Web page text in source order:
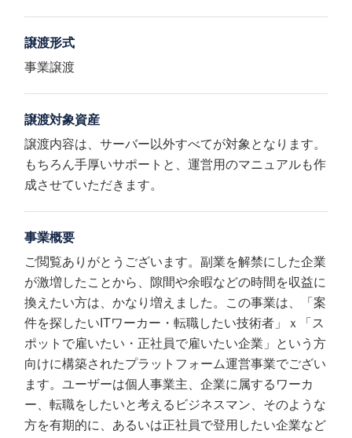
譲渡形式
事業譲渡
譲渡対象資産
譲渡内容は、サーバー以外すべてが対象となります。
もちろん手厚いサポートと、運営用のマニュアルも作
成させていただきます。
事業概要
ご閲覧ありがとうございます。副業を解禁にした企業
が激増したことから、隙間や余暇などの時間を収益に
換えたい方は、かなり増えました。この事業は、「案
件を探したいITワーカー・転職したい技術者」ｘ「ス
ポットで雇いたい・正社員で雇いたい企業」という方
向けに構築されたプラットフォーム運営事業でござい
ます。ユーザーは個人事業主、企業に属するワーカ
ー、転職をしたいと考えるビジネスマン、そのような
方を有期的に、あるいは正社員で登用したい企業など